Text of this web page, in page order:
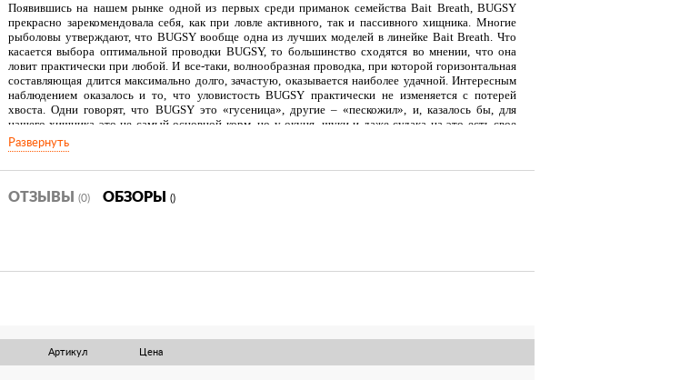
Появившись на нашем рынке одной из первых среди приманок семейства Bait Breath, BUGSY
прекрасно зарекомендовала себя, как при ловле активного, так и пассивного хищника. Многие
рыболовы утверждают, что BUGSY вообще одна из лучших моделей в линейке Bait Breath. Что
касается выбора оптимальной проводки BUGSY, то большинство сходятся во мнении, что она
ловит практически при любой. И все-таки, волнообразная проводка, при которой горизонтальная
составляющая длится максимально долго, зачастую, оказывается наиболее удачной. Интересным
наблюдением оказалось и то, что уловистость BUGSY практически не изменяется с потерей
хвоста. Одни говорят, что BUGSY это «гусеница», другие – «пескожил», и, казалось бы, для
нашего хищника это не самый основной корм, но у окуня, щуки и даже судака на это есть свое
мнение. Размер 2,5 дюйма больше всего пришелся по вкусу окуню. Размер 3,5 дюйма является
универсальным. Он подходит для всех наших основных хищников. Размер 5 дюймов позволяет
смело рассчитывать на поимку достойного трофея. С учетом того, что BUGSY выпускается в
обойтись лишь небольшой подборкой этих чудных «гусениц»!
Развернуть
ОТЗЫВЫ (0) ОБЗОРЫ ()
Тент LAKER с каркасом для
11 600 Р
Тент LAKER с каркасом для
19 500
Тент LAKER с каркасом для
Тент LAKER с каркасом для
Артикул Цена